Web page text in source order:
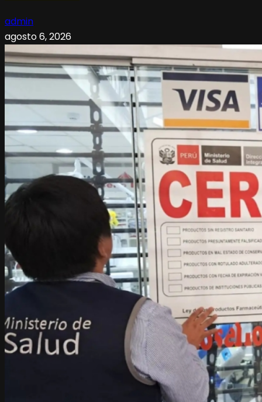
admin
agosto 6, 2026